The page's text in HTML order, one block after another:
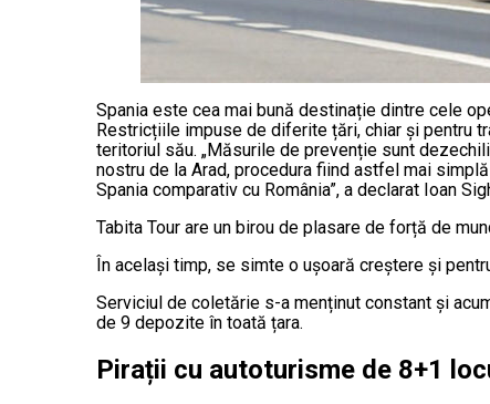
Spania este cea mai bună destinație dintre cele
Restricțiile impuse de diferite țări, chiar și pentru
teritoriul său. „Măsurile de prevenție sunt
nostru de la Arad, procedura fiind astfel mai
Spania comparativ cu România”, a declarat Ioan
Tabita Tour are un birou de plasare de forță de
În același timp, se simte o ușoară creștere și
Serviciul de coletărie s-a menținut constant și
de 9 depozite în toată țara.
Pirații cu autoturisme de 8+1